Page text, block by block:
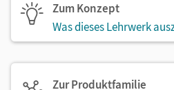
Zum Konzept
Was dieses Lehrwerk
Zur Produktfamilie